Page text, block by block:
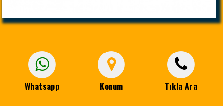
Whatsapp Konum Tıkla Ara